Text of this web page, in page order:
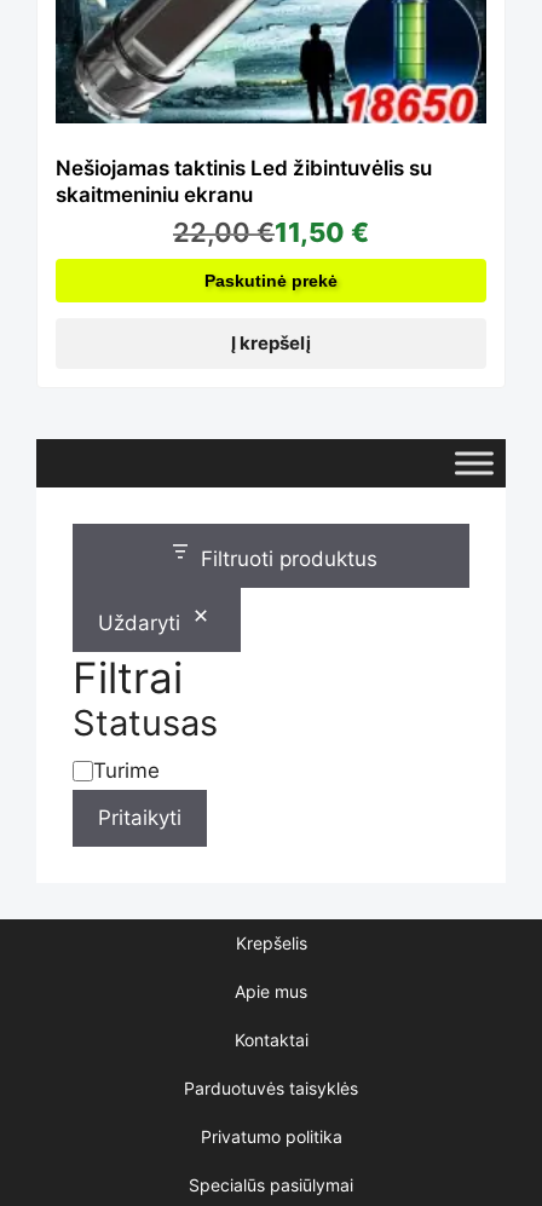
Nešiojamas taktinis Led žibintuvėlis su
skaitmeniniu ekranu
22,00€11,50 €
Paskutinė prekė
Į krepšelį
Filtruoti produktus
Uždaryti
Filtrai
Statusas
Statusas
Turime
Pritaikyti
Krepšelis
Apie mus
Kontaktai
Parduotuvės taisyklės
Privatumo politika
Specialūs pasiūlymai